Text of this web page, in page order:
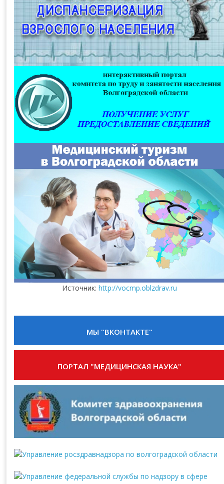
Источник: http://vocmp.oblzdrav.ru
МЫ "ВКОНТАКТЕ"
ПОРТАЛ "МЕДИЦИНСКАЯ НАУКА"